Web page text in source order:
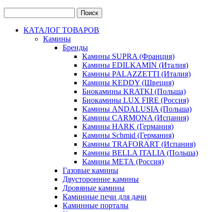
КАТАЛОГ ТОВАРОВ
Камины
Бренды
Камины SUPRA (Франция)
Камины EDILKAMIN (Италия)
Камины PALAZZETTI (Италия)
Камины KEDDY (Швеция)
Биокамины KRATKI (Польша)
Биокамины LUX FIRE (Россия)
Камины ANDALUSIA (Польша)
Камины CARMONA (Испания)
Камины HARK (Германия)
Камины Schmid (Германия)
Камины TRAFORART (Испания)
Камины BELLA ITALIA (Польша)
Камины МЕТА (Россия)
Газовые камины
Двусторонние камины
Дровяные камины
Каминные печи для дачи
Каминные порталы